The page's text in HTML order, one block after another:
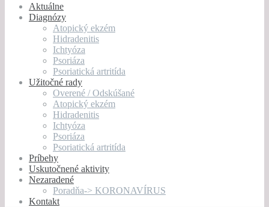
Aktuálne
Diagnózy
Atopický ekzém
Hidradenitis
Ichtyóza
Psoriáza
Psoriatická artritída
Užitočné rady
Overené / Odskúšané
Atopický ekzém
Hidradenitis
Ichtyóza
Psoriáza
Psoriatická artritída
Príbehy
Uskutočnené aktivity
Nezaradené
Poradňa-> KORONAVÍRUS
Kontakt